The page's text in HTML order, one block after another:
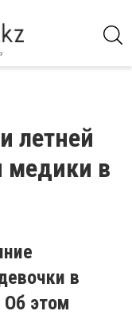
летней
медики в
в
Об этом